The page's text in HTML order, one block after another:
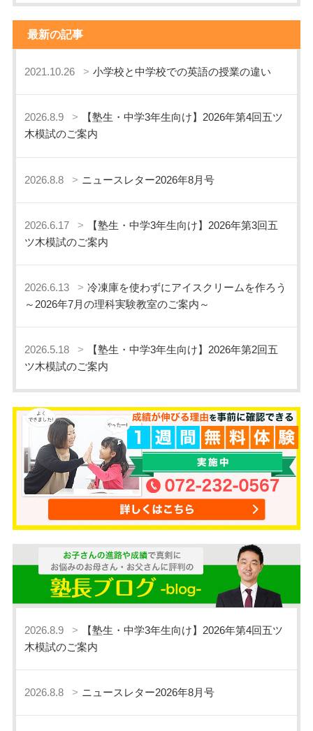
最新の記事
2021.10.26 小学校と中学校での英語の授業の違い
2026.8.9
【塾生・中学3年生向け】2026年第4回五ツ
木模試のご案内
2026.8.8 ニュースレター2026年8月号
2026.6.17
【塾生・中学3年生向け】2026年第3回五
ツ木模試のご案内
2026.6.13
冷凍庫を使わずにアイスクリームを作ろう
～2026年7月の理科実験教室のご案内～
2026.5.18
【塾生・中学3年生向け】2026年第2回五
ツ木模試のご案内
2026.8.9
【塾生・中学3年生向け】2026年第4回五ツ
木模試のご案内
2026.8.8 ニュースレター2026年8月号